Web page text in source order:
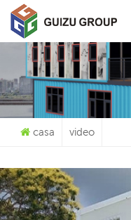
Che
casa video